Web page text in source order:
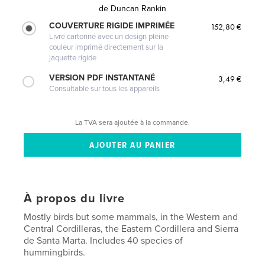
de Duncan Rankin
COUVERTURE RIGIDE IMPRIMÉE
Livre cartonné avec un design pleine
couleur imprimé directement sur la
jaquette rigide
152,80 €
VERSION PDF INSTANTANÉ
Consultable sur tous les appareils
3,49 €
La TVA sera ajoutée à la commande.
À propos du livre
Mostly birds but some mammals, in the Western and
Central Cordilleras, the Eastern Cordillera and Sierra
de Santa Marta. Includes 40 species of
hummingbirds.